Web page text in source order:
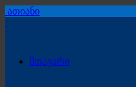
ათიანი
მთავარი